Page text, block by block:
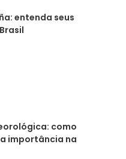
entenda seus
como
importância na